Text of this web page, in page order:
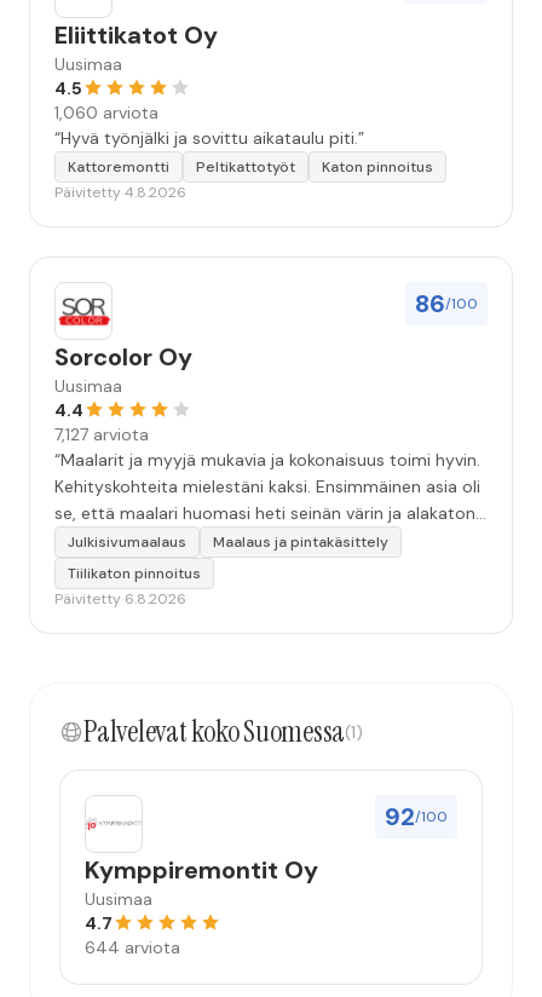
Eliittikatot Oy
Uusimaa
4.5
1,060 arviota
“Hyvä työnjälki ja sovittu aikataulu piti.”
Kattoremontti Peltikattotyöt
Katon pinnoitus
Päivitetty 4.8.2026
86/100
Sorcolor Oy
Uusimaa
4.4
7,127 arviota
“Maalarit ja myyjä mukavia ja kokonaisuus toimi hyvin.
Kehityskohteita mielestäni kaksi. Ensimmäinen asia oli
se, että maalari huomasi heti seinän värin ja alakaton
värin erot mitä en huomannut. Hyvä toki että siinä
kohtaa huomattu mutta toki optimaalisessa
tilanteessa myyjä olisi jo kiinnittänyt tähän huomiota.
mahdollisuus että palveluita käytän”
Julkisivumaalaus
Maalaus ja pintakäsittely
Tiilikaton pinnoitus
Päivitetty 6.8.2026
Palvelevat koko Suomessa(1)
92/100
Kymppiremontit Oy
Uusimaa
4.7
644 arviota